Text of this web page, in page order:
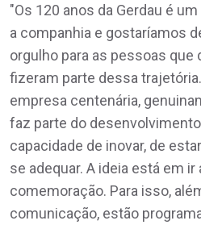
"Os 120 anos da Gerdau é
a companhia e gostaríamos
orgulho para as pessoas que
fizeram parte dessa
empresa centenária,
faz parte do
capacidade de inovar, de
se adequar. A ideia está em ir
comemoração. Para isso,
comunicação, estão